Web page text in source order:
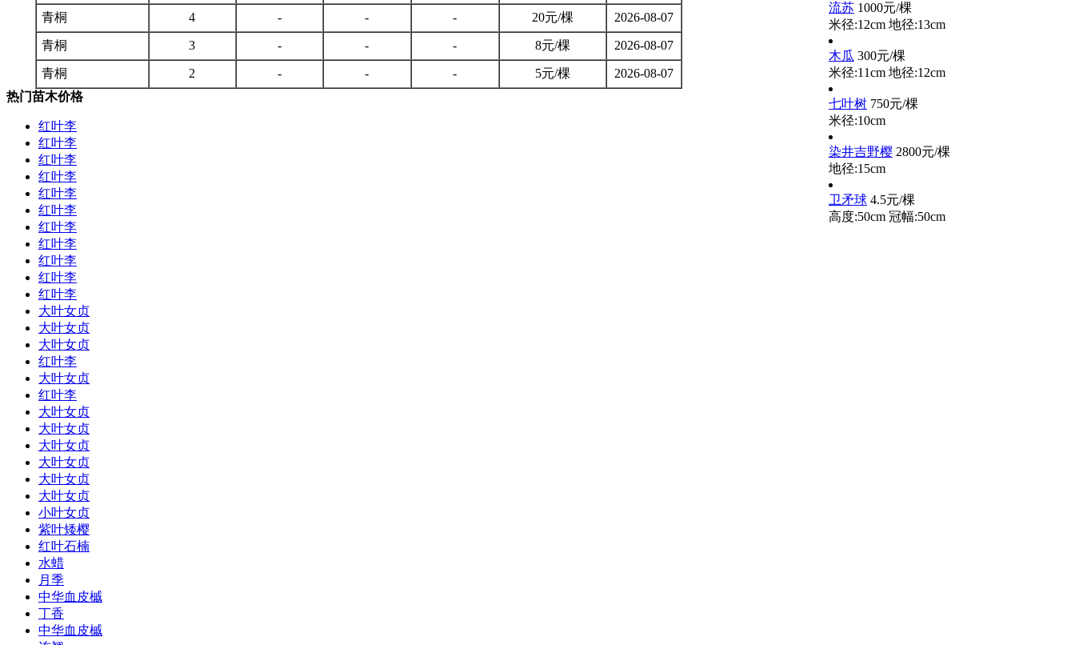
青桐 4 - - - 20元/棵 2026-08-07
青桐 3 - - - 8元/棵 2026-08-07
青桐 2 - - - 5元/棵
2026-08-07
热门苗木价格
红叶李
红叶李
红叶李
红叶李
红叶李
红叶李
红叶李
红叶李
红叶李
红叶李
红叶李
大叶女贞
大叶女贞
大叶女贞
红叶李
大叶女贞
红叶李
大叶女贞
大叶女贞
大叶女贞
大叶女贞
大叶女贞
大叶女贞
小叶女贞
紫叶矮樱
红叶石楠
水蜡
月季
中华血皮槭
丁香
中华血皮槭
流苏 1000元/棵
米径:12cm 地径:13cm
木瓜 300元/棵
米径:11cm 地径:12cm
七叶树 750元/棵
米径:10cm
染井吉野樱 2800元/棵
地径:15cm
卫矛球 4.5元/棵
高度:50cm 冠幅:50cm